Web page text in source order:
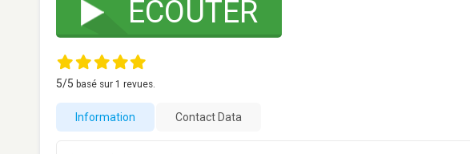
ÉCOUTER
5/5 basé sur 1 revues.
Information Contact Data